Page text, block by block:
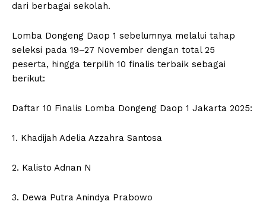
dari berbagai sekolah.
Lomba Dongeng Daop 1 sebelumnya melalui tahap
seleksi pada 19–27 November dengan total 25
peserta, hingga terpilih 10 finalis terbaik sebagai
berikut:
Daftar 10 Finalis Lomba Dongeng Daop 1 Jakarta 2025:
1. Khadijah Adelia Azzahra Santosa
2. Kalisto Adnan N
3. Dewa Putra Anindya Prabowo